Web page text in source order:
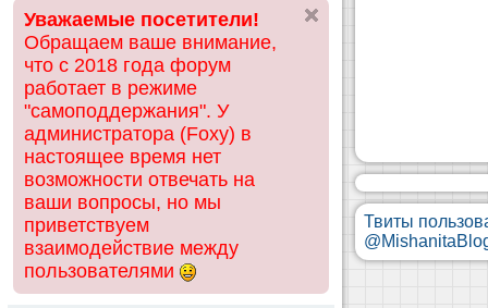
ск
Уважаемые посетители!
Обращаем ваше внимание,
что с 2018 года форум
работает в режиме
"самоподдержания". У
администратора (Foxy) в
настоящее время нет
возможности отвечать на
ваши вопросы, но мы
приветствуем
взаимодействие между
пользователями
Твиты